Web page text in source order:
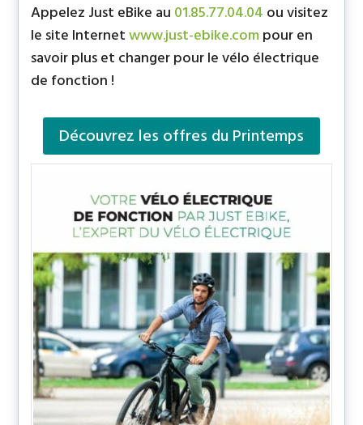
Appelez Just eBike au 01.85.77.04.04 ou visitez
le site Internetwww.just-ebike.compour en
savoir plus et changer pour le vélo électrique
de fonction !
Découvrez les offres du Printemps